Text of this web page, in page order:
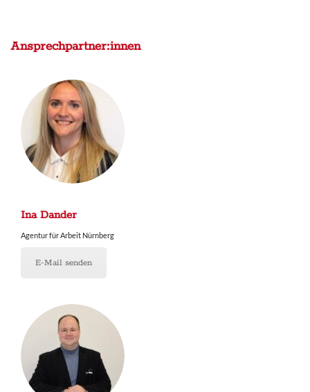
Ansprechpartner:innen
Ina Dander
Agentur für Arbeit Nürnberg
E-Mail senden